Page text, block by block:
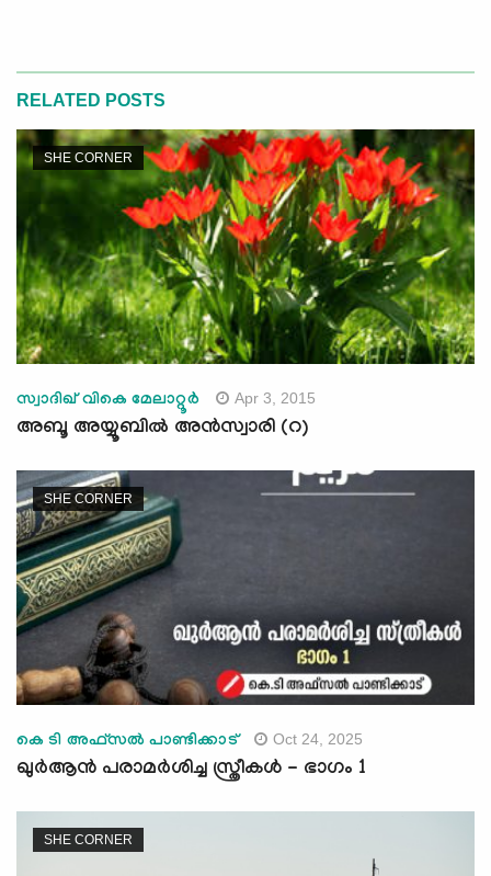
RELATED POSTS
SHE CORNER
സ്വാദിഖ് വികെ മേലാറ്റൂര്‍ Apr 3, 2015
അബൂ അയ്യൂബില്‍ അന്‍സ്വാരി (റ)
SHE CORNER
കെ ടി അഫ്സൽ പാണ്ടിക്കാട് Oct 24, 2025
ഖുർആന്‍ പരാമര്‍ശിച്ച സ്ത്രീകൾ - ഭാഗം 1
SHE CORNER